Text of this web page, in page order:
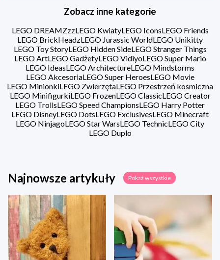
Zobacz inne kategorie
LEGO DREAMZzzLEGO KwiatyLEGO IconsLEGO Friends
LEGO BrickHeadzLEGO Jurassic WorldLEGO Unikitty
LEGO Toy StoryLEGO Hidden SideLEGO Stranger Things
LEGO ArtLEGO GadżetyLEGO VidiyoLEGO Super Mario
LEGO IdeasLEGO ArchitectureLEGO Mindstorms
LEGO AkcesoriaLEGO Super HeroesLEGO Movie
LEGO MinionkiLEGO ZwierzętaLEGO Przestrzeń kosmiczna
LEGO MinifigurkiLEGO FrozenLEGO ClassicLEGO Creator
LEGO TrollsLEGO Speed ChampionsLEGO Harry Potter
LEGO DisneyLEGO DotsLEGO ExclusivesLEGO Minecraft
LEGO NinjagoLEGO Star WarsLEGO TechnicLEGO City
LEGO Duplo
Najnowsze artykuły Pokaż wszystkie